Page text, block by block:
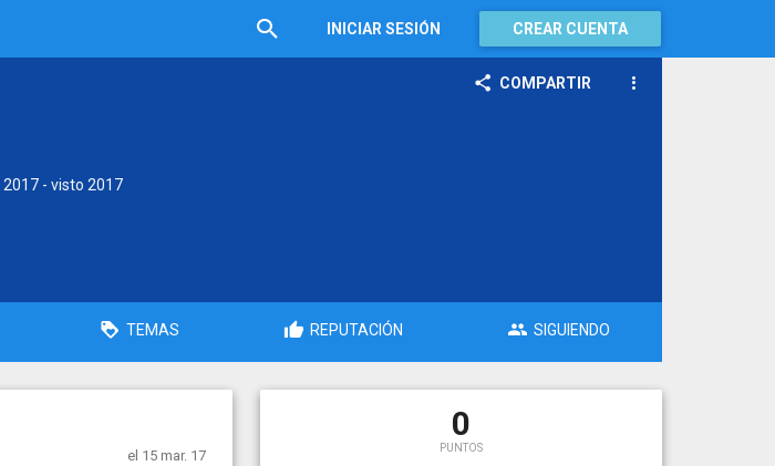
INICIAR SESIÓN CREAR CUENTA
COMPARTIR
2017 - visto 2017
TEMAS REPUTACIÓN SIGUIENDO
el 15 mar. 17
0
PUNTOS